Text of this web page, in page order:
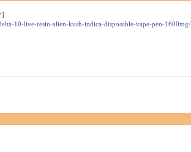
10-live-resin-alien-kush-indica-disposable-vape-pen-1600mg/